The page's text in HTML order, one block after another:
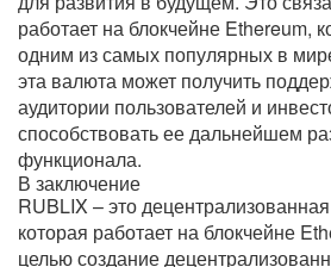
работает на блокчейне Ethereum,
одним из самых популярных в
эта валюта может получить
аудитории пользователей и
способствовать ее дальнейшем
функционала.
В заключение
RUBLIX – это
которая работает на блокчейне
целью создание